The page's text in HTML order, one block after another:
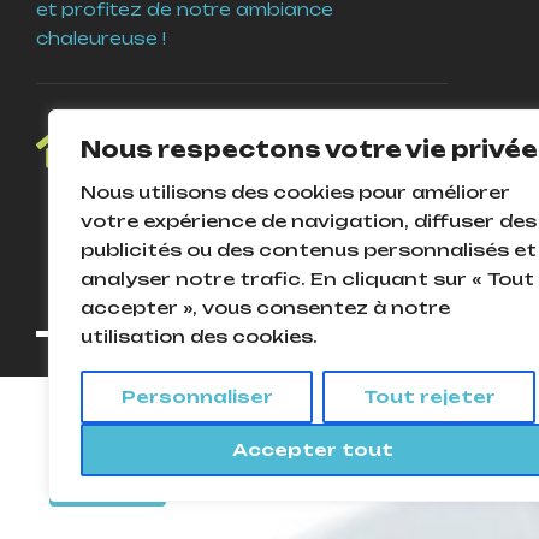
Nous respectons votre vie
Nous utilisons des cookies pour améliorer
votre expérience de navigation, diffuser des
publicités ou des contenus personnalisés et
analyser notre trafic. En cliquant sur « Tout
accepter », vous consentez à notre
utilisation des cookies.
Personnaliser Tout rejeter
Accepter tout
et profitez de notre ambiance
chaleureuse !
58000 Nevers
© 2025
Cookies Pour assurer le bon fonctionnement de ce site, nous